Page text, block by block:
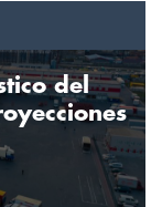
del